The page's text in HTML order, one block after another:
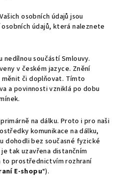
osobních údajů jsou
údajů, která naleznete
součástí Smlouvy.
v českém jazyce. Znění
či doplňovat. Tímto
a povinnosti vzniklá po dobu
na dálku. Proto i pro naši
komunikace na dálku,
dohodli bez současné fyzické
tak uzavřena distančním
to prostřednictvím rozhraní
E-shopu“).